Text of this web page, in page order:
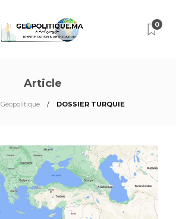
0
Article
Géopolitique DOSSIER TURQUIE